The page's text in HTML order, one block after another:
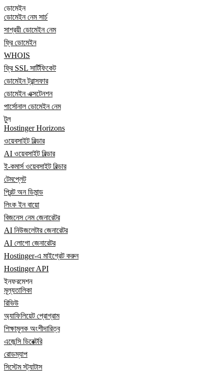
ডোমেইন
ডোমেইন নেম সার্চ
সাশ্রয়ী ডোমেইন নেম
ফ্রি ডোমেইন
WHOIS
ফ্রি SSL সার্টিফিকেট
ডোমেইন ট্রান্সফার
ডোমেইন এক্সটেনশন
পার্সোনাল ডোমেইন নেম
টুল
Hostinger Horizons
ওয়েবসাইট বিল্ডার
AI ওয়েবসাইট বিল্ডার
ই-কমার্স ওয়েবসাইট বিল্ডার
টেমপ্লেট
প্রিন্ট অন ডিমান্ড
লিংক ইন বায়ো
বিজনেস নেম জেনারেটর
AI নিউজলেটার জেনারেটর
AI লোগো জেনারেটর
Hostinger-এ মাইগ্রেট করুন
Hostinger API
ইনফরমেশন
মূল্যতালিকা
রিভিউ
অ্যাফিলিয়েট প্রোগ্রাম
শিক্ষামূলক অংশীদারিত্ব
এজেন্সি ডিরেক্টরি
রোডম্যাপ
সিস্টেম স্ট্যাটাস